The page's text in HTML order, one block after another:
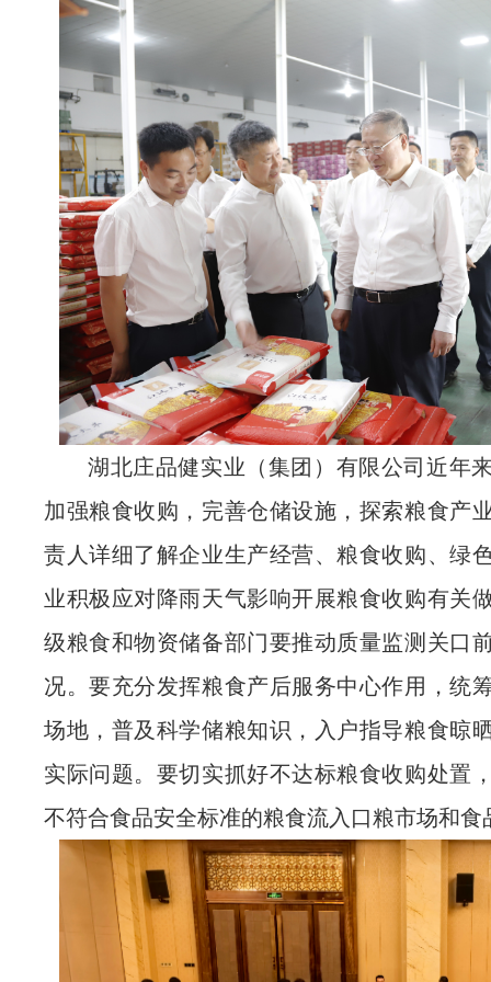
湖北庄品健实业（集团）有限公司近年
加强粮食收购，完善仓储设施，探索粮食产
责人详细了解企业生产经营、粮食收购、绿
业积极应对降雨天气影响开展粮食收购有关
级粮食和物资储备部门要推动质量监测关口
况。要充分发挥粮食产后服务中心作用，统
场地，普及科学储粮知识，入户指导粮食晾
实际问题。要切实抓好不达标粮食收购处置
不符合食品安全标准的粮食流入口粮市场和食